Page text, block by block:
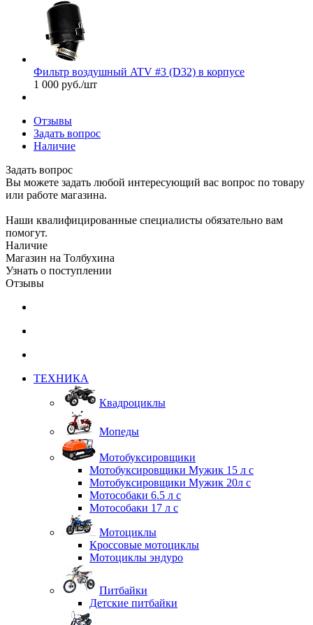
Фильтр воздушный ATV #3 (D32) в корпусе
1 000 руб./шт
Отзывы
Задать вопрос
Наличие
Задать вопрос
Вы можете задать любой интересующий вас вопрос по товару
или работе магазина.
Наши квалифицированные специалисты обязательно вам
помогут.
Наличие
Магазин на Толбухина
Узнать о поступлении
Отзывы
ТЕХНИКА
Квадроциклы
Мопеды
Мотобуксировщики
Мотобуксировщики Мужик 15 л с
Мотобуксировщики Мужик 20л с
Мотособаки 6.5 л с
Мотособаки 17 л с
Мотоциклы
Кроссовые мотоциклы
Мотоциклы эндуро
Питбайки
Детские питбайки